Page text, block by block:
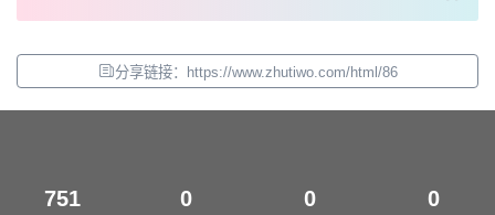
分享链接：https://www.zhutiwo.com/html/86
751 0 0 0